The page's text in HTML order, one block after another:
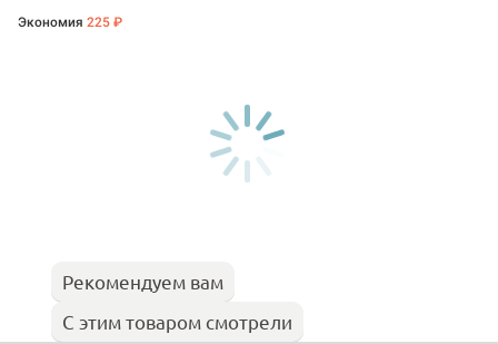
Экономия 225 ₽
Рекомендуем вам
С этим товаром смотрели